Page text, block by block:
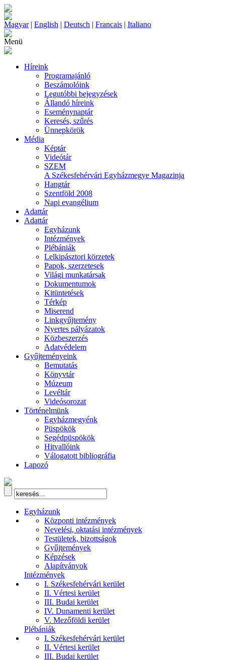
Magyar| English | Deutsch | Francais | Italiano
Menü
Híreink
Programajánló
Beszámolóink
Legutóbbi bejegyzések
Állandó híreink
Eseménynaptár
Keresés, szűrés
Ünnepkörök
Média
Képtár
Videótár
SZEM
A Székesfehérvári Egyházmegye Magazinja
Hangtár
Szentföld 2008
Napi evangélium
Adattár
Adattár
Egyházunk
Intézmények
Plébániák
Lelkipásztori körzetek
Papok, szerzetesek
Világi munkatársak
Dokumentumok
Kitüntetések
Térkép
Miserend
Linkgyűjtemény
Nyertes pályázatok
Közbeszerzés
Adatvédelem
Gyűjteményeink
Bemutatás
Könyvtár
Múzeum
Levéltár
Videósorozat
Történelmünk
Egyházmegyénk
Püspökök
Segédpüspökök
Hitvallóink
Válogatott bibliográfia
Lapozó
Egyházunk
Központi intézmények
Nevelési, oktatási intézmények
Testületek, bizottságok
Gyűjtemények
Képzések
Alapítványok
Intézmények
I. Székesfehérvári kerület
II. Vértesi kerület
III. Budai kerület
IV. Dunamenti kerület
V. Mezőföldi kerület
Plébániák
I. Székesfehérvári kerület
II. Vértesi kerület
III. Budai kerület